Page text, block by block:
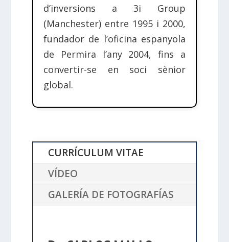
d’inversions a 3i Group
(Manchester) entre 1995 i 2000,
fundador de l’oficina espanyola
de Permira l’any 2004, fins a
convertir-se en soci sènior
global.
CURRÍCULUM VITAE
VÍDEO
GALERÍA DE FOTOGRAFÍAS